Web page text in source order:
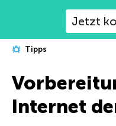
Jetzt
Tipps
Internet